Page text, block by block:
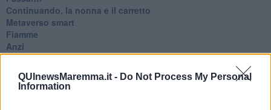
QUInewsMaremma.it - Do Not Process My Personal
Information
Continuando, la nonna e il carretto
Metaverso smart
Fiamme
Anzi
Confessioni autoreferenziali
Utopie
Estate